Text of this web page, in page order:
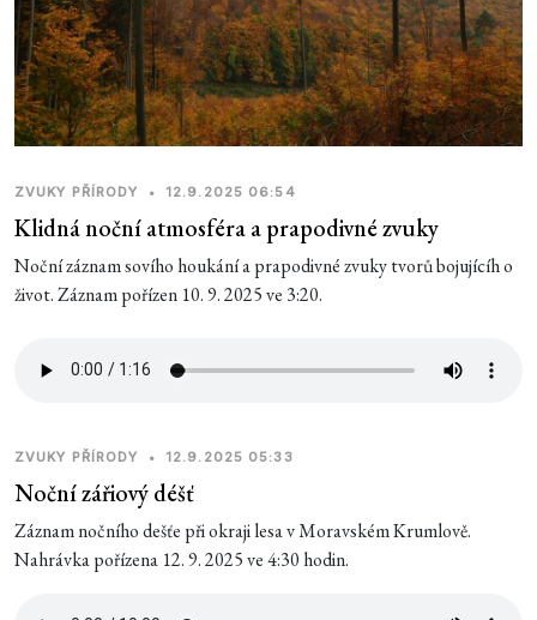
ZVUKY PŘÍRODY • 12.9.2025 06:54
Klidná noční atmosféra a prapodivné zvuky
Noční záznam sovího houkání a prapodivné zvuky tvorů bojujícíh o
život. Záznam pořízen 10. 9. 2025 ve 3:20.
ZVUKY PŘÍRODY • 12.9.2025 05:33
Noční zářiový déšť
Záznam nočního dešťe při okraji lesa v Moravském Krumlově.
Nahrávka pořízena 12. 9. 2025 ve 4:30 hodin.